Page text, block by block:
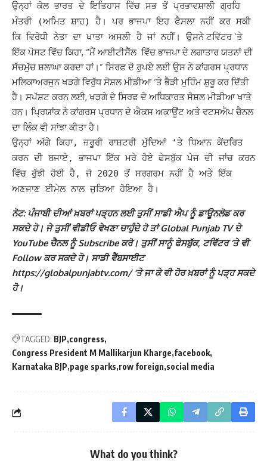
ਉਨ੍ਹਾਂ ਕੋਲ ਭਾਰਤ ਦੇ ਇਤਿਹਾਸ ਵਿੱਚ ਸਭ ਤੋਂ ਪ੍ਰਭਾਵਸ਼ਾਲੀ ਗ੍ਰਹਿ
ਮੰਤਰੀ (ਅਮਿਤ ਸ਼ਾਹ) ਹੈ। ਪਰ ਭਾਜਪਾ ਇਹ ਫੈਸਲਾ ਨਹੀਂ ਕਰ ਸਕੀ
ਕਿ ਵਿਰੋਧੀ ਨੇਤਾ ਦਾ ਖਾਤਾ ਅਸਲੀ ਹੈ ਜਾਂ ਨਹੀਂ। ਉਸਨੇ ਟਵਿੱਟਰ ‘ਤੇ
ਇੱਕ ਪੋਸਟ ਵਿੱਚ ਕਿਹਾ, “ਮੈਂ ਆਈਟੀਸੈੱਲ ਵਿੱਚ ਭਾਜਪਾ ਦੇ ਲਗਾਤਾਰ ਯਤਨਾਂ ਦੀ
ਸੱਚਮੁੱਚ ਸ਼ਲਾਘਾ ਕਰਦਾ ਹਾਂ।” ਸਿਰਫ਼ ਦੋ ਰੁਪਏ ਲਈ ਉਸ ਨੇ ਕਾਂਗਰਸ ਪ੍ਰਧਾਨ
ਮਲਿਕਾਅਰਜੁਨ ਖੜਗੇ ਵਿਰੁੱਧ ਸੋਸ਼ਲ ਮੀਡੀਆ ‘ਤੇ ਭੈੜੀ ਮੁਹਿੰਮ ਸ਼ੁਰੂ ਕਰ ਦਿੱਤੀ
ਹੈ। ਸਪੱਸ਼ਟ ਕਰਨ ਲਈ, ਖੜਗੇ ਦੇ ਸਿਰਫ ਦੋ ਅਧਿਕਾਰਤ ਸੋਸ਼ਲ ਮੀਡੀਆ ਖਾਤੇ
ਹਨ। ਪ੍ਰਿਯਾਂਕਨੇ ਕਾਂਗਰਸ ਪ੍ਰਧਾਨ ਦੇ ਐਕਸ ਅਕਾਊਂਟ ਅਤੇ ਵਟਸਐਪ ਚੈਨਲ
ਦਾ ਲਿੰਕ ਵੀ ਸਾਂਝਾ ਕੀਤਾ ਹੈ।
ਉਨ੍ਹਾਂ ਅੱਗੇ ਕਿਹਾ, ਜ਼ਰੂਰੀ ਰਾਸ਼ਟਰੀ ਮੁੱਦਿਆਂ ‘ਤੇ ਧਿਆਨ ਕੇਂਦਰਿਤ
ਕਰਨ ਦੀ ਬਜਾਏ, ਭਾਜਪਾ ਇੱਕ ਮਰੇ ਹੋਏ ਫੇਸਬੁੱਕ ਪੇਜ ਦੀ ਜਾਂਚ ਕਰਨ
ਵਿੱਚ ਰੁੱਝੀ ਹੋਈ ਹੈ, ਜੋ 2020 ਤੋਂ ਸਰਗਰਮ ਨਹੀਂ ਹੈ ਅਤੇ ਇੱਕ
ਅਣਜਾਣ ਈਮੇਲ ਨਾਲ ਜੁੜਿਆ ਹੋਇਆ ਹੈ।
ਨੋਟ: ਪੰਜਾਬੀ ਦੀਆਂ ਖ਼ਬਰਾਂ ਪੜ੍ਹਨ ਲਈ ਤੁਸੀਂ ਸਾਡੀ ਐਪ ਨੂੰ ਡਾਊਨਲੋਡ ਕਰ
ਸਕਦੇ ਹੋ। ਜੇ ਤੁਸੀਂ ਵੀਡੀਓ ਵੇਖਣਾ ਚਾਹੁੰਦੇ ਹੋ ਤਾਂ Global Punjab TV ਦੇ
YouTube ਚੈਨਲ ਨੂੰ Subscribe ਕਰੋ। ਤੁਸੀਂ ਸਾਨੂੰ ਫੇਸਬੁੱਕ, ਟਵਿੱਟਰ ‘ਤੇ ਵੀ
Follow ਕਰ ਸਕਦੇ ਹੋ। ਸਾਡੀ ਵੈੱਬਸਾਈਟ
https://globalpunjabtv.com/ ‘ਤੇ ਜਾ ਕੇ ਵੀ ਹੋਰ ਖ਼ਬਰਾਂ ਨੂੰ ਪੜ੍ਹ ਸਕਦੇ
ਹੋ।
TAGGED: BJP congress
Congress President M Mallikarjun Kharge facebook
Karnataka BJP page sparks row foreign social media
What do you think?